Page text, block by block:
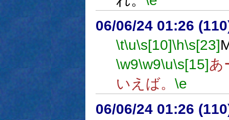
06/06/24 01:26
\t\u\s[10]\h\s[23]
\w9\w9\u\s[15]あ
いえば。 \e
06/06/24 01:26